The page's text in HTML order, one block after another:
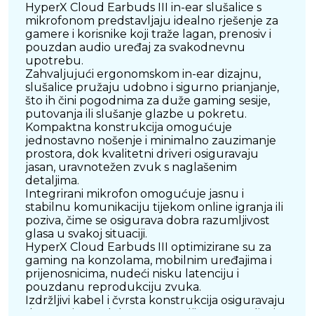
HyperX Cloud Earbuds III in-ear slušalice s
mikrofonom predstavljaju idealno rješenje za
gamere i korisnike koji traže lagan, prenosiv i
pouzdan audio uređaj za svakodnevnu
upotrebu.
Zahvaljujući ergonomskom in-ear dizajnu,
slušalice pružaju udobno i sigurno prianjanje,
što ih čini pogodnima za duže gaming sesije,
putovanja ili slušanje glazbe u pokretu.
Kompaktna konstrukcija omogućuje
jednostavno nošenje i minimalno zauzimanje
prostora, dok kvalitetni driveri osiguravaju
jasan, uravnotežen zvuk s naglašenim
detaljima.
Integrirani mikrofon omogućuje jasnu i
stabilnu komunikaciju tijekom online igranja ili
poziva, čime se osigurava dobra razumljivost
glasa u svakoj situaciji.
HyperX Cloud Earbuds III optimizirane su za
gaming na konzolama, mobilnim uređajima i
prijenosnicima, nudeći nisku latenciju i
pouzdanu reprodukciju zvuka.
Izdržljivi kabel i čvrsta konstrukcija osiguravaju